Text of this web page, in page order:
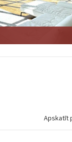
Apskatīt